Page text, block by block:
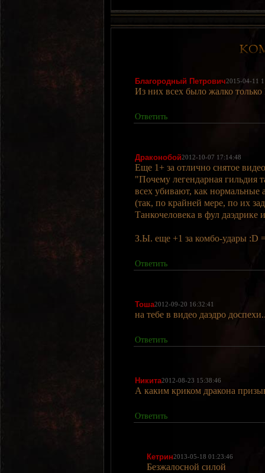
Благородный Петрович2015-04-11
Из них всех было жалко
Ответить
Драконобой2012-10-07 17:14:48
Еще 1+ за отлично снятое
"Почему легендарная гильдия
всех убивают, как нормальные
(так, по крайней мере, по их
Танкочеловека в фул даэдрике
З.Ы. еще +1 за комбо-удары :D
Ответить
Тоша2012-09-20 16:32:41
на тебе в видео даэдро
Ответить
Никита2012-08-23 15:38:46
А каким криком дракона
Ответить
Кетрин2013-05-18 01:23:46
Безжалосной силой